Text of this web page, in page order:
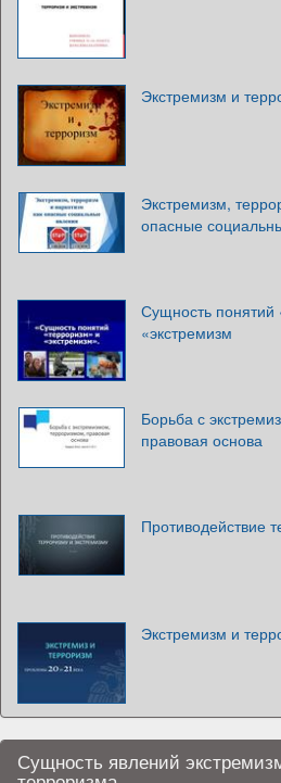
Экстремизм и
Экстремизм,
опасные
Сущность понятий
«экстремизм
Борьба с
правовая основа
Противодействие
Экстремизм и
Сущность явлений